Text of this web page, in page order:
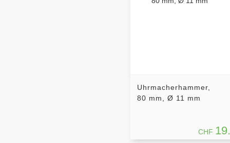
Uhrmacherhammer,
80 mm, Ø 11 mm
CHF